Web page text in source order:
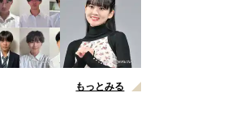
もっとみる